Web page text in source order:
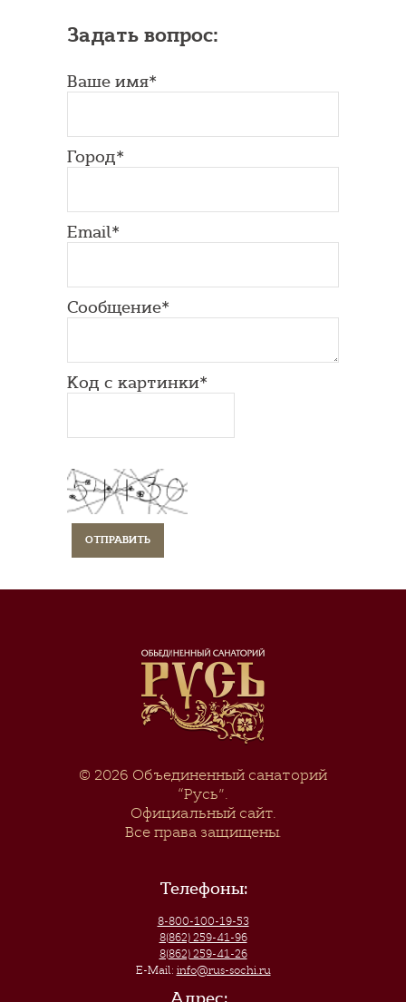
Задать вопрос:
Ваше имя*
Город*
Email*
Сообщение*
Код с картинки*
© 2026 Объединенный санаторий
“Русь”.
Официальный сайт.
Все права защищены.
Телефоны:
8-800-100-19-53
8(862) 259-41-96
8(862) 259-41-26
E-Mail: info@rus-sochi.ru